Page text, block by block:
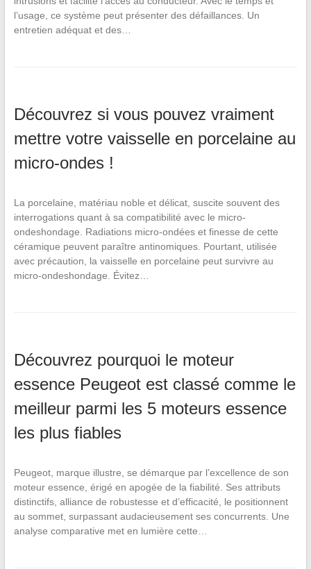
l’usage, ce système peut présenter des défaillances. Un
entretien adéquat et des…
Découvrez si vous pouvez vraiment
mettre votre vaisselle en porcelaine au
micro-ondes !
La porcelaine, matériau noble et délicat, suscite souvent des
interrogations quant à sa compatibilité avec le micro-
ondeshondage. Radiations micro-ondées et finesse de cette
céramique peuvent paraître antinomiques. Pourtant, utilisée
avec précaution, la vaisselle en porcelaine peut survivre au
micro-ondeshondage. Évitez…
Découvrez pourquoi le moteur
essence Peugeot est classé comme le
meilleur parmi les 5 moteurs essence
les plus fiables
Peugeot, marque illustre, se démarque par l’excellence de son
moteur essence, érigé en apogée de la fiabilité. Ses attributs
distinctifs, alliance de robustesse et d’efficacité, le positionnent
au sommet, surpassant audacieusement ses concurrents. Une
analyse comparative met en lumière cette…